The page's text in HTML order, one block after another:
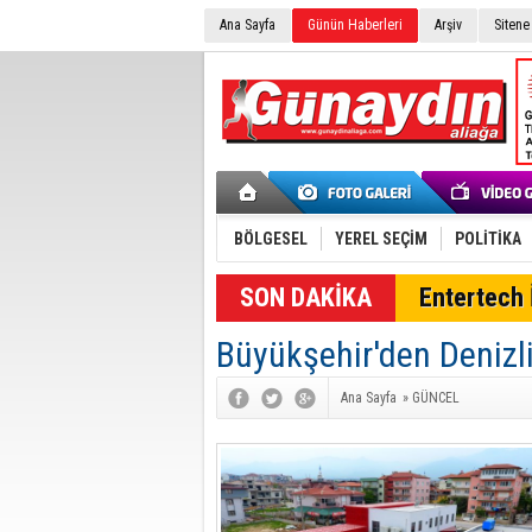
Ana Sayfa Günün Haberleri Arşiv
BÖLGESEL YEREL SEÇİM POLİTİKA
SON DAKİKA Entertech
Büyükşehir'den
Ana Sayfa » GÜNCEL